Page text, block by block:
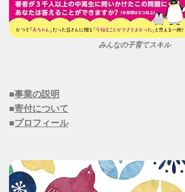
みんなの子育てスキル
■事業の説明
■寄付について
■プロフィール